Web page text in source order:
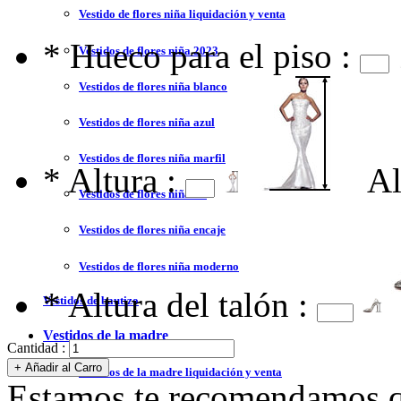
Vestido de flores niña liquidación y venta
Vestidos de flores niña 2023
Vestidos de flores niña blanco
Vestidos de flores niña azul
Vestidos de flores niña marfil
Vestidos de flores niña tul
Vestidos de flores niña encaje
Vestidos de flores niña moderno
Vestidos de bautizo
Vestidos de la madre
Vestidos de la madre liquidación y venta
* Hueco para el piso :
* Altura :
*Altura del talón :
Cantidad :